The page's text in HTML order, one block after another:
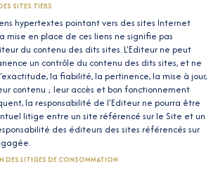
SITES TIERS
hypertextes pointant vers des sites Internet
mise en place de ces liens ne signifie pas
du contenu des dits sites. L'Editeur ne peut
un contrôle du contenu des dits sites, et ne
la fiabilité, la pertinence, la mise à jour,
contenu ; leur accès et bon fonctionnement
la responsabilité de l'Editeur ne pourra être
litige entre un site référencé sur le Site et un
des éditeurs des sites référencés sur
DES LITIGES DE CONSOMMATION